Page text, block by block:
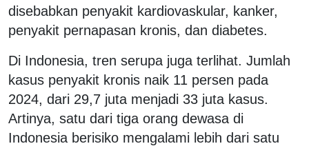
disebabkan penyakit kardiovaskular, kanker,
penyakit pernapasan kronis, dan diabetes.
Di Indonesia, tren serupa juga terlihat. Jumlah
kasus penyakit kronis naik 11 persen pada
2024, dari 29,7 juta menjadi 33 juta kasus.
Artinya, satu dari tiga orang dewasa di
Indonesia berisiko mengalami lebih dari satu